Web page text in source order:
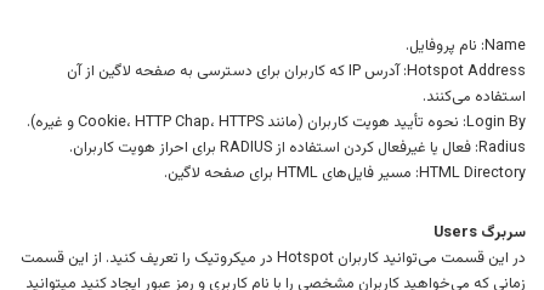
Name: نام پروفایل.
Hotspot Address: آدرس IP که کاربران برای دسترسی به صفحه لاگین از آن
استفاده می‌کنند.
Login By: نحوه تأیید هویت کاربران (مانند Cookie، HTTP Chap، HTTPS و غیره).
Radius: فعال یا غیرفعال کردن استفاده از RADIUS برای احراز هویت کاربران.
HTML Directory: مسیر فایل‌های HTML برای صفحه لاگین.
سربرگ Users
در این قسمت می‌توانید کاربران Hotspot در میکروتیک را تعریف کنید. از این قسمت
زمانی که می‌خواهید کاربران مشخصی را با نام کاربری و رمز عبور ایجاد کنید میتوانید